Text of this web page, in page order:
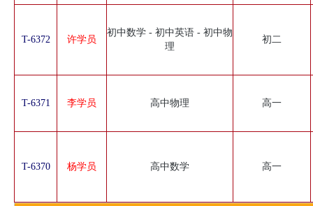
T-6372 许学员
初中数学 - 初中英语 - 初中物
理
初二
T-6371 李学员 高中物理 高一
T-6370 杨学员 高中数学 高一